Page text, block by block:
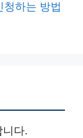
하는 방법
니다.